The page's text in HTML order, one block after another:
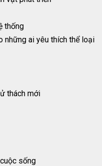
thống
những ai yêu thích thể loại
thách mới
sống